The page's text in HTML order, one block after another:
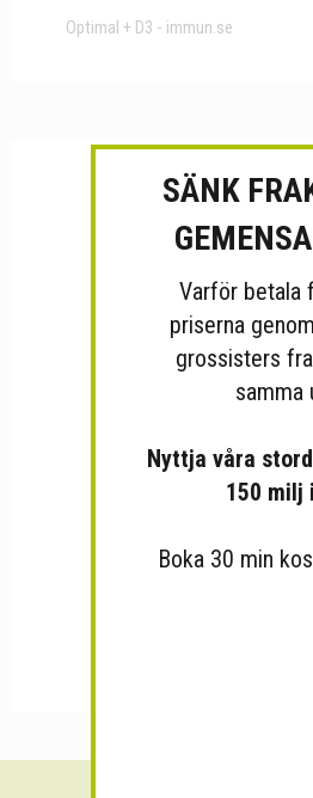
Optimal + D3 - immun.se
SÄNK
Varför betala
priserna
grossisters
samma
Nyttja våra
150 milj
Boka 30 min